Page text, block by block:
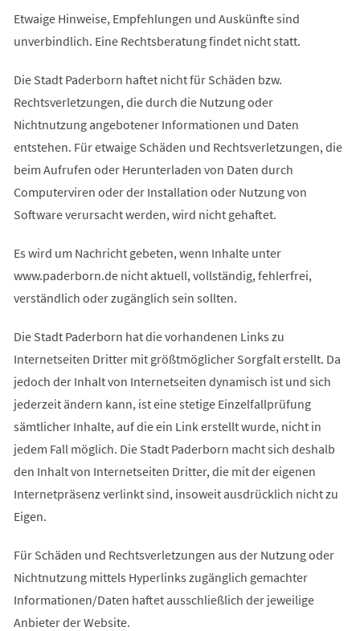
Etwaige Hinweise, Empfehlungen und Auskünfte sind
unverbindlich. Eine Rechtsberatung findet nicht statt.
Die Stadt Paderborn haftet nicht für Schäden bzw.
Rechtsverletzungen, die durch die Nutzung oder
Nichtnutzung angebotener Informationen und Daten
entstehen. Für etwaige Schäden und Rechtsverletzungen, die
beim Aufrufen oder Herunterladen von Daten durch
Computerviren oder der Installation oder Nutzung von
Software verursacht werden, wird nicht gehaftet.
Es wird um Nachricht gebeten, wenn Inhalte unter
www.paderborn.de nicht aktuell, vollständig, fehlerfrei,
verständlich oder zugänglich sein sollten.
Die Stadt Paderborn hat die vorhandenen Links zu
Internetseiten Dritter mit größtmöglicher Sorgfalt erstellt. Da
jedoch der Inhalt von Internetseiten dynamisch ist und sich
jederzeit ändern kann, ist eine stetige Einzelfallprüfung
sämtlicher Inhalte, auf die ein Link erstellt wurde, nicht in
jedem Fall möglich. Die Stadt Paderborn macht sich deshalb
den Inhalt von Internetseiten Dritter, die mit der eigenen
Internetpräsenz verlinkt sind, insoweit ausdrücklich nicht zu
Eigen.
Für Schäden und Rechtsverletzungen aus der Nutzung oder
Nichtnutzung mittels Hyperlinks zugänglich gemachter
Informationen/Daten haftet ausschließlich der jeweilige
Anbieter der Website.